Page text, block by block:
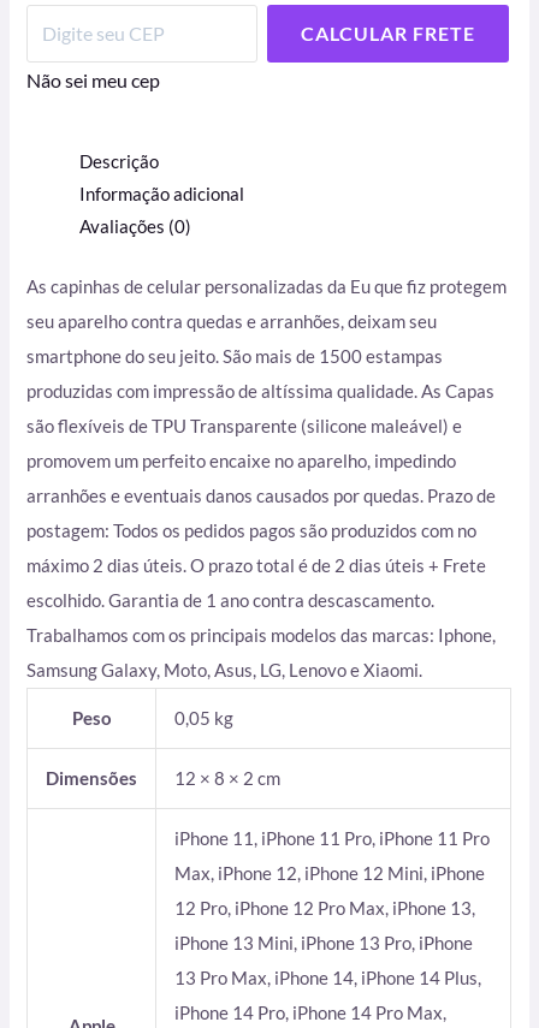
CALCULAR FRETE
Não sei meu cep
Descrição
Informação adicional
Avaliações (0)
As capinhas de celular personalizadas da Eu que fiz protegem
seu aparelho contra quedas e arranhões, deixam seu
smartphone do seu jeito. São mais de 1500 estampas
produzidas com impressão de altíssima qualidade. As Capas
são flexíveis de TPU Transparente (silicone maleável) e
promovem um perfeito encaixe no aparelho, impedindo
arranhões e eventuais danos causados por quedas. Prazo de
postagem: Todos os pedidos pagos são produzidos com no
máximo 2 dias úteis. O prazo total é de 2 dias úteis + Frete
escolhido. Garantia de 1 ano contra descascamento.
Trabalhamos com os principais modelos das marcas: Iphone,
Samsung Galaxy, Moto, Asus, LG, Lenovo e Xiaomi.
Peso 0,05 kg
Dimensões 12 × 8 × 2 cm
iPhone 11, iPhone 11 Pro, iPhone 11 Pro
Max, iPhone 12, iPhone 12 Mini, iPhone
12 Pro, iPhone 12 Pro Max, iPhone 13,
iPhone 13 Mini, iPhone 13 Pro, iPhone
13 Pro Max, iPhone 14, iPhone 14 Plus,
iPhone 14 Pro, iPhone 14 Pro Max,